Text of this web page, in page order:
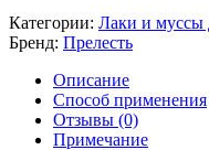
Категории: Лаки и муссы
Бренд: Прелесть
Описание
Способ применения
Отзывы (0)
Примечание